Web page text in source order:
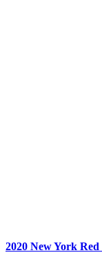
2020 New York